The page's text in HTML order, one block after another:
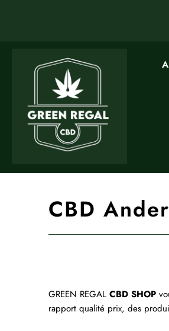
CBD
GREEN REGAL CBD SHOP
rapport qualité prix, des